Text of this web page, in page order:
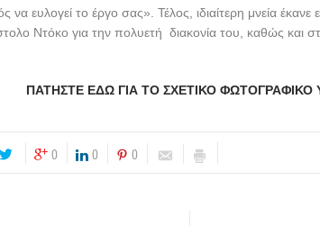
ευλογεί το έργο σας». Τέλος, ιδιαίτερη μνεία έκανε
Ντόκο για την πολυετή διακονία του, καθώς και
ΠΑΤΗΣΤΕ ΕΔΩ ΓΙΑ ΤΟ ΣΧΕΤΙΚΟ ΦΩΤΟΓΡΑΦΙΚΟ
0 0 0